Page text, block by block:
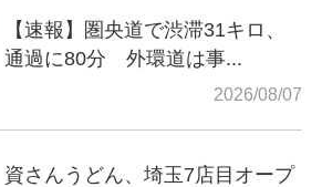
【速報】圏央道で渋滞31キロ、
通過に80分 外環道は事...
2026/08/07
資さんうどん、埼玉7店目オープ